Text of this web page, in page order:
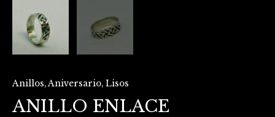
Anillos,Aniversario, Lisos
ANILLO ENLACE